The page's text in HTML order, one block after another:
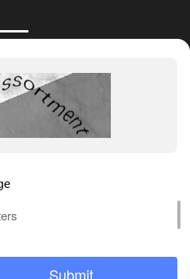
к оплате: